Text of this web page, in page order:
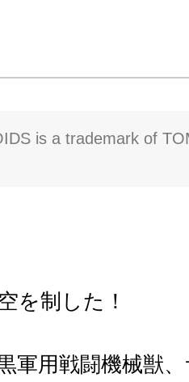
is a trademark of
を制した！
軍用戦闘機械獣